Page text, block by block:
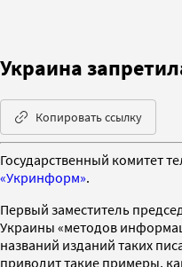
Украина
Копировать ссылку
Государственный комитет
«Укринформ».
Первый заместитель
Украины «методов
названий изданий таких
приводит такие примеры,